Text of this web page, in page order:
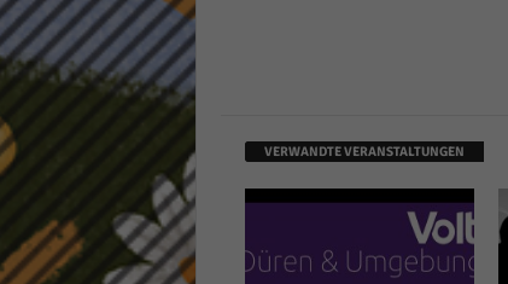
VERWANDTE VERANSTALTUNGEN